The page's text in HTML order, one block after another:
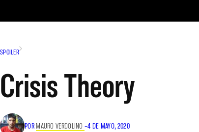
SPOILER
Crisis Theory
POR MAURO VERDOLINO–4 DE MAYO, 2020